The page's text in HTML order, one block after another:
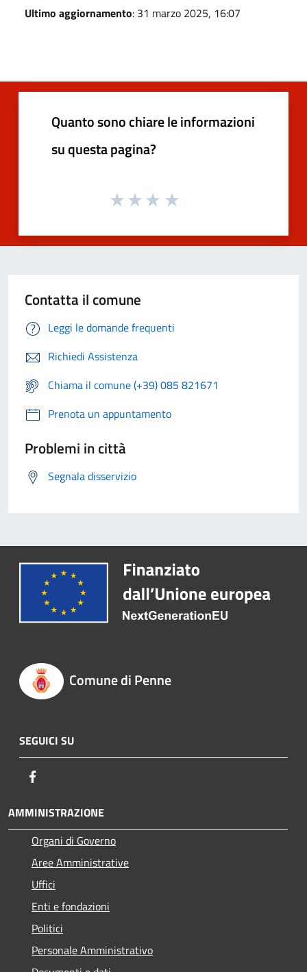
Ultimo aggiornamento: 31 marzo 2025, 16:07
Quanto sono chiare le informazioni
su questa pagina?
Contatta il comune
Leggi le domande frequenti
Richiedi Assistenza
Chiama il comune (+39) 085 821671
Prenota un appuntamento
Problemi in città
Segnala disservizio
Comune di Penne
SEGUICI SU
AMMINISTRAZIONE
Organi di Governo
Aree Amministrative
Uffici
Enti e fondazioni
Politici
Personale Amministrativo